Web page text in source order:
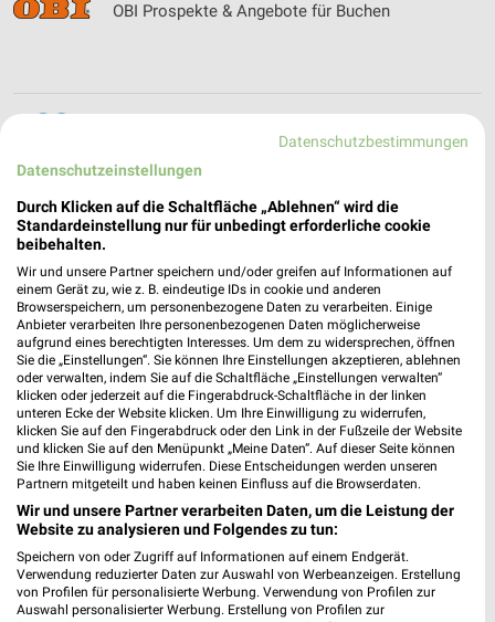
OBI Prospekte & Angebote für Buchen
Öffnungszeiten für Frankenthal
OMS Filialen & Öffnungszeiten für Schwäbisch
Opti Wohnwelt Filialen & Öffnungszeiten für
Backnang
Noch mehr Angebote in
Datenschutzbestimmungen
Datenschutzeinstellungen
Durch Klicken auf die Schaltfläche „Ablehnen“ wird die
Standardeinstellung nur für unbedingt erforderliche cookie
beibehalten.
Wir und unsere Partner speichern und/oder greifen auf Informationen auf
einem Gerät zu, wie z. B. eindeutige IDs in cookie und anderen
Browserspeichern, um personenbezogene Daten zu verarbeiten. Einige
Anbieter verarbeiten Ihre personenbezogenen Daten möglicherweise
aufgrund eines berechtigten Interesses. Um dem zu widersprechen, öffnen
Sie die „Einstellungen“. Sie können Ihre Einstellungen akzeptieren, ablehnen
oder verwalten, indem Sie auf die Schaltfläche „Einstellungen verwalten“
klicken oder jederzeit auf die Fingerabdruck-Schaltfläche in der linken
unteren Ecke der Website klicken. Um Ihre Einwilligung zu widerrufen,
klicken Sie auf den Fingerabdruck oder den Link in der Fußzeile der Website
und klicken Sie auf den Menüpunkt „Meine Daten“. Auf dieser Seite können
Sie Ihre Einwilligung widerrufen. Diese Entscheidungen werden unseren
Partnern mitgeteilt und haben keinen Einfluss auf die Browserdaten.
Wir und unsere Partner verarbeiten Daten, um die Leistung der
Website zu analysieren und Folgendes zu tun:
Speichern von oder Zugriff auf Informationen auf einem Endgerät.
Verwendung reduzierter Daten zur Auswahl von Werbeanzeigen. Erstellung
von Profilen für personalisierte Werbung. Verwendung von Profilen zur
Auswahl personalisierter Werbung. Erstellung von Profilen zur